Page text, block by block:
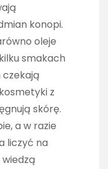
konopi.
oleje
smakach
z
skórę.
a w razie
liczyć na